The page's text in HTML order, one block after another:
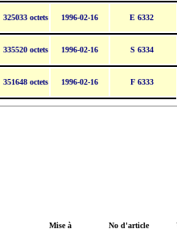
325033 octets 1996-02-16 E 6332
335520 octets 1996-02-16 S 6334
351648 octets 1996-02-16 F 6333
Mise à
No d'article